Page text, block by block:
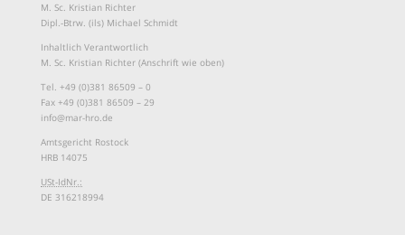
M. Sc. Kristian Richter
Dipl.-Btrw. (ils) Michael Schmidt
Inhaltlich Verantwortlich
M. Sc. Kristian Richter (Anschrift wie oben)
Tel. +49 (0)381 86509 – 0
Fax +49 (0)381 86509 – 29
info@mar-hro.de
Amtsgericht Rostock
HRB 14075
USt-IdNr.:
DE 316218994